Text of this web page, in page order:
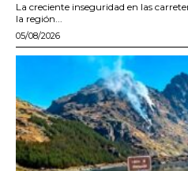
La creciente inseguridad en las
la región...
05/08/2026